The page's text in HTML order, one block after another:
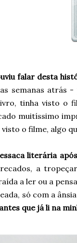
falar desta
semanas atrás
tinha visto o
muitíssimo
o filme, algo
literária
a
a ler ou a
só com a
que já li na